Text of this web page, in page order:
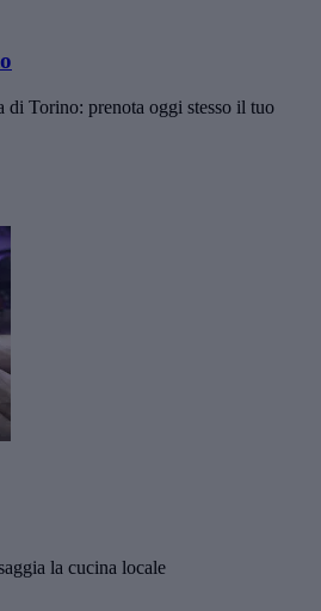
di Torino: prenota oggi stesso il tuo
la cucina locale